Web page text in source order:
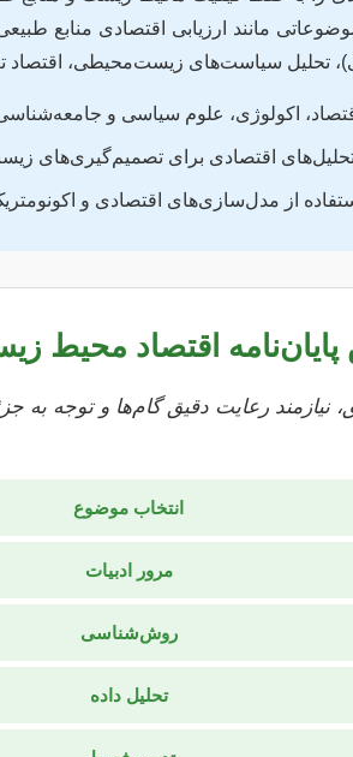
موضوعاتی مانند ارزیابی اقتصادی
تحلیل سیاست‌های زیست‌محیطی، اقتصاد
اکولوژی، علوم سیاسی و
تحلیل‌های اقتصادی برای تصمیم‌گیری‌های
از مدل‌سازی‌های اقتصادی و
اقتصاد محیط
نیازمند رعایت دقیق گام‌ها و توجه به
انتخاب موضوع
مرور ادبیات
روش‌شناسی
تحلیل داده